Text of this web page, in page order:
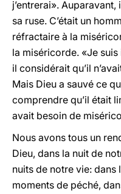
j’entrerai».
sa ruse. C’était un
réfractaire à la
la miséricorde. «Je suis
il considérait qu’il
Mais Dieu a sauvé ce
comprendre qu’il était
avait besoin de
Nous avons tous un
Dieu, dans la nuit de
nuits de notre vie: dans
moments de péché,